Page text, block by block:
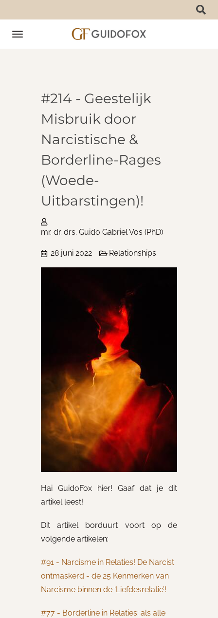
Toggle
#214 - Geestelijk
Misbruik door
Narcistische &
Borderline-Rages
(Woede-
Uitbarstingen)!
mr. dr. drs. Guido Gabriel Vos (PhD)
28 juni 2022 Relationships
Hai GuidoFox hier! Gaaf dat je dit
artikel leest!
Dit artikel borduurt voort op de
volgende artikelen:
#91 - Narcisme in Relaties! De Narcist
ontmaskerd - de 25 Kenmerken van
Narcisme binnen de ‘Liefdesrelatie’!
#77 - Borderline in Relaties: als alle